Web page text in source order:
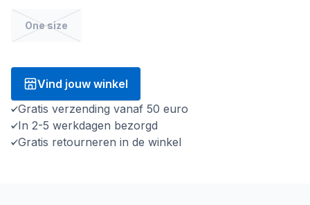
One size
Vind jouw winkel
Gratis verzending vanaf 50 euro
In 2-5 werkdagen bezorgd
Gratis retourneren in de winkel